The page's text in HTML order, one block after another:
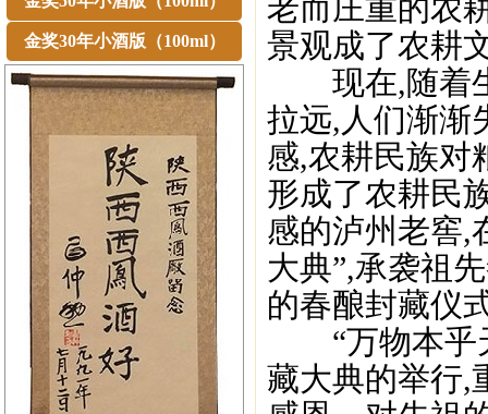
金奖30年小酒版（100ml）
老而庄重的农
景观成了农耕
现在,随着生
拉远,人们渐渐
感,农耕民族对
形成了农耕民
感的泸州老窖,
大典”,承袭祖
的春酿封藏仪
“万物本乎天
藏大典的举行,